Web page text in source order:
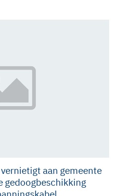
aan gemeente
gedoogbeschikking